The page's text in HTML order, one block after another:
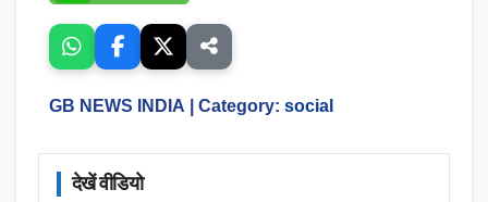
GB NEWS INDIA | Category: social
देखें वीडियो